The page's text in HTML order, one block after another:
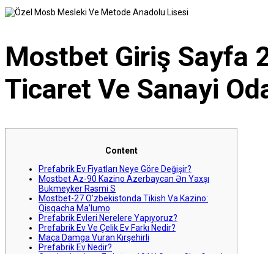
Mostbet Giriş Sayfa
Ticaret Ve Sanayi
Content
Prefabrik Ev Fiyatları Neye Göre Değişir?
Mostbet Az-90 Kazino Azerbaycan Ən Yaxşı
Bukmeyker Rəsmi S
Mostbet-27 O’zbekistonda Tikish Va Kazino:
Qisqacha Ma’lumo
Prefabrik Evleri Nerelere Yapıyoruz?
Prefabrik Ev Ve Çelik Ev Farkı Nedir?
Maça Damga Vuran Kırşehirli
Prefabrik Ev Nedir?